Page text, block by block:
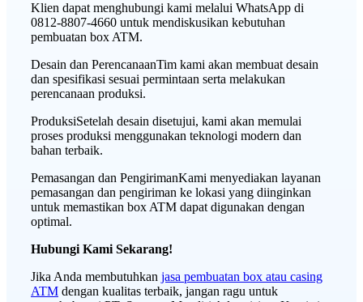
Klien dapat menghubungi kami melalui WhatsApp di
0812-8807-4660 untuk mendiskusikan kebutuhan
pembuatan box ATM.
Desain dan PerencanaanTim kami akan membuat desain
dan spesifikasi sesuai permintaan serta melakukan
perencanaan produksi.
ProduksiSetelah desain disetujui, kami akan memulai
proses produksi menggunakan teknologi modern dan
bahan terbaik.
Pemasangan dan PengirimanKami menyediakan layanan
pemasangan dan pengiriman ke lokasi yang diinginkan
untuk memastikan box ATM dapat digunakan dengan
optimal.
Hubungi Kami Sekarang!
Jika Anda membutuhkan jasa pembuatan box atau casing
ATM dengan kualitas terbaik, jangan ragu untuk